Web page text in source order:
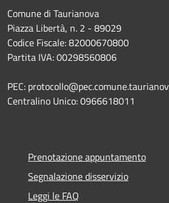
Comune di Taurianova
Piazza Libertà, n. 2 - 89029
Codice Fiscale: 82000670800
Partita IVA: 00298560806
PEC:
Centralino Unico: 0966618011
Prenotazione appuntamento
Segnalazione disservizio
Leggi le FAQ